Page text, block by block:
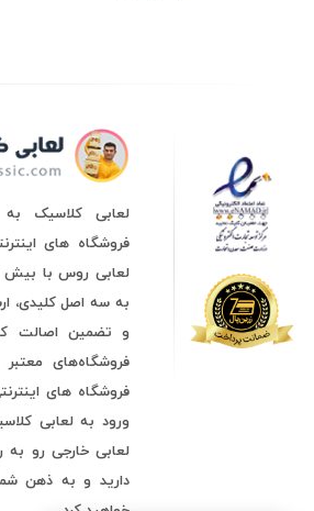
لعابی کلاسیک
فروشگاه های
لعابی روس با بیش
به سه اصل کلیدی،
و تضمین اصالت
فروشگاه‌های
فروشگاه های
ورود به لعابی
لعابی خارجی رو
دارید و به ذهن